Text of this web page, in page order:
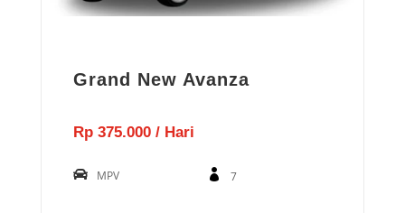
Grand New Avanza
Rp 375.000 / Hari
MPV 7